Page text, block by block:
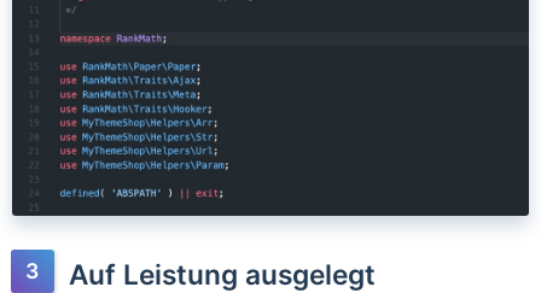
Auf Leistung ausgelegt